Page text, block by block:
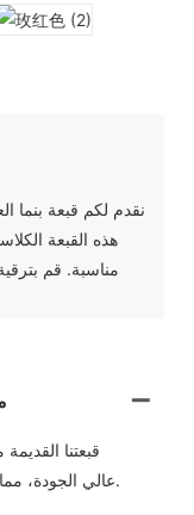
نقدم لكم قبعة بنما
هذه القبعة
مناسبة. قم
قبعتنا
عالي الجودة، مما يمنحها مظهرًا وملمسًا كلاسيكيًا وأصليًا.